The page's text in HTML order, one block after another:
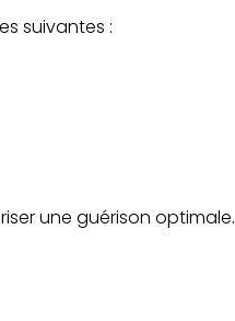
suivantes :
une guérison optimale.